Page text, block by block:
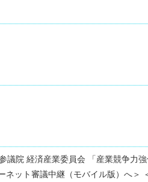
議院 経済産業委員会 「産業競争力強
ネット審議中継（モバイル版）へ＞